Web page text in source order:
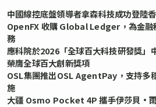
中國線控底盤領導者拿森科技成功登陸
OpenFX 收購 Global Ledger，為金融
務
應科院於2026「全球百大科技研發獎」
榮膺全球百大創新獎項
OSL集團推出OSL AgentPay，支持多
施
大疆 Osmo Pocket 4P 攜手伊莎貝•雨